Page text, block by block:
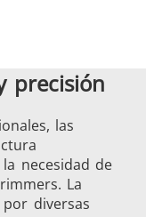
precisión
las
necesidad de
La
diversas